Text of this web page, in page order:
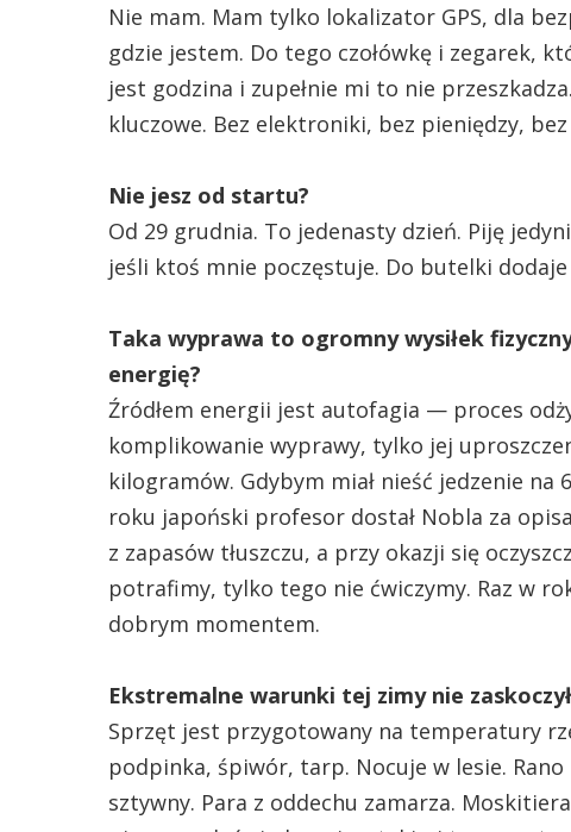
Nie mam. Mam tylko lokalizator GPS, dla
gdzie jestem. Do tego czołówkę i zegarek,
jest godzina i zupełnie mi to nie
kluczowe. Bez elektroniki, bez pieniędzy,
Nie jesz od startu?
Od 29 grudnia. To jedenasty dzień. Piję
jeśli ktoś mnie poczęstuje. Do butelki
Taka wyprawa to ogromny wysiłek
energię?
Źródłem energii jest autofagia — proces
komplikowanie wyprawy, tylko jej
kilogramów. Gdybym miał nieść jedzenie na
roku japoński profesor dostał Nobla za
z zapasów tłuszczu, a przy okazji się
potrafimy, tylko tego nie ćwiczymy. Raz w
dobrym momentem.
Ekstremalne warunki tej zimy nie
Sprzęt jest przygotowany na temperatury
podpinka, śpiwór, tarp. Nocuje w lesie.
sztywny. Para z oddechu zamarza.